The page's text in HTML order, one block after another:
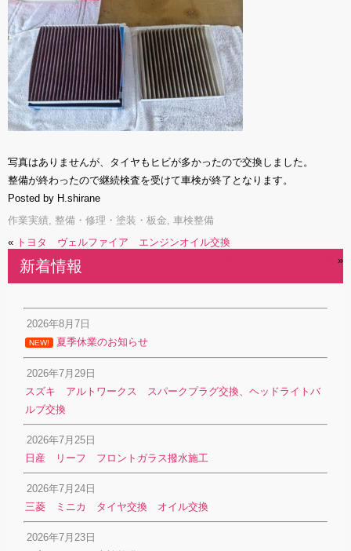
写真はありませんが、タイヤもヒビが多かったので交換しました。
整備が終わったので継続検査を受けて車検が終了となります。
Posted by H.shirane
作業実績, 整備・修理・塗装・板金, 車検整備
« トヨタ ヴェルファイア エンジンオイル交換
»
新着情報
2026年8月7日
NEW! 夏季休業のお知らせ
2026年7月29日
スズキ アルトワークス スパークプラグ交換、ヘッドライトバ
ルブ交換
2026年7月25日
日産 リーフ フロントガラス撥水施工
2026年7月24日
三菱 ミニカ タイヤ交換 オイル交換
2026年7月23日